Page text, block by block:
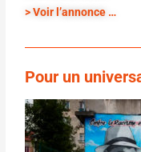
> Voir l’annonce …
Pour un